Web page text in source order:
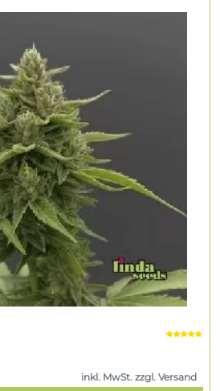
inkl. MwSt. zzgl. Versand